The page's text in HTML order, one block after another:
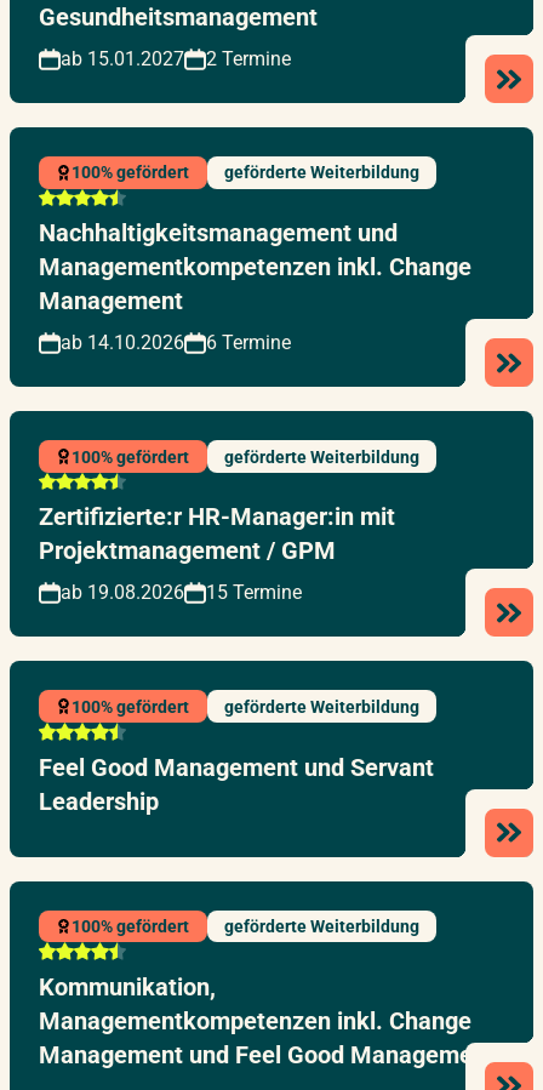
Gesundheitsmanagement
ab 15.01.2027 2 Termine
100% gefördert geförderte Weiterbildung
Nachhaltigkeitsmanagement und
Managementkompetenzen inkl. Change
Management
ab 14.10.2026 6 Termine
100% gefördert geförderte Weiterbildung
Zertifizierte:r HR-Manager:in mit
Projektmanagement / GPM
ab 19.08.2026 15 Termine
100% gefördert geförderte Weiterbildung
Feel Good Management und Servant
Leadership
100% gefördert geförderte Weiterbildung
Kommunikation,
Managementkompetenzen inkl. Change
Management und Feel Good Management